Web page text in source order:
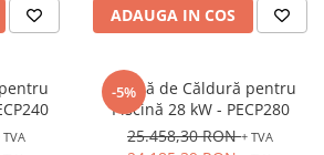
ADAUGA IN COS
TVA
-5%
Pompă de Căldură pentru
Piscină 28 kW - PECP280
25.458,30 RON+ TVA